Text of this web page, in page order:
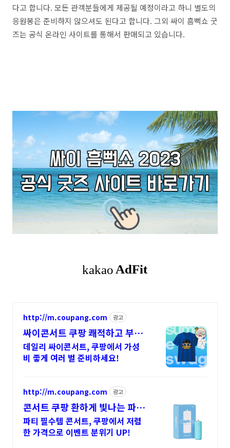
다고 합니다. 모든 관객분들에게 제공될 예정이라고 하니 별도의
응원봉은 준비하지 않으셔도 된다고 합니다. 그외 싸이 흠뻑쇼 굿
즈는 공식 온라인 사이트를 통해서 판매되고 있습니다.
http://m.coupang.com 광고
싸이콘서트 쿠팡 쾌적하고 부드
러운 착용감
데일리 싸이콘서트, 쿠팡에서 가성
비 좋게 여러 벌 준비하세요!
http://m.coupang.com 광고
콘서트 쿠팡 환하게 빛나는 파티
의 별
파티 필수템 콘서트, 쿠팡에서 저렴
한 가격으로 이벤트 분위기 UP!